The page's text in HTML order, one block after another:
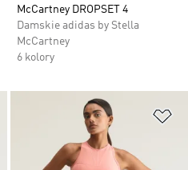
McCartney DROPSET 4
Damskie adidas by Stella
McCartney
6 kolory
Dodaj do listy życzeń